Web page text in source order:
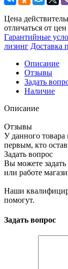
Цена
отличаться от
Гарантийные
лизинг Доставка
Описание
Отзывы
Задать
Наличие
Описание
Отзывы
У данного товара
первым, кто
Задать вопрос
Вы можете
или работе
Наши
помогут.
Задать вопрос